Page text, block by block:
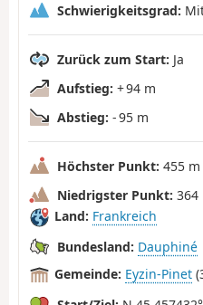
Schwierigkeitsgrad:
Zurück zum Start: Ja
Aufstieg: + 94 m
Abstieg: - 95 m
Höchster Punkt: 455 m
Niedrigster Punkt: 364
Land: Frankreich
Bundesland: Dauphiné
Gemeinde: Eyzin-Pinet